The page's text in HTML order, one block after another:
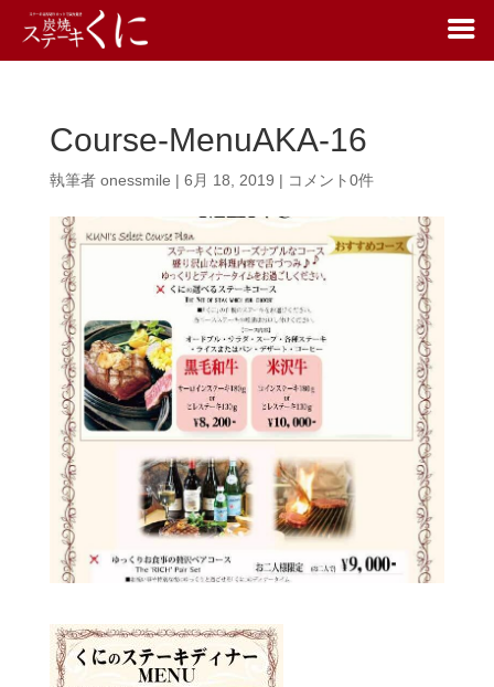
Course-MenuAKA-16
執筆者 onessmile | 6月 18, 2019 | コメント0件